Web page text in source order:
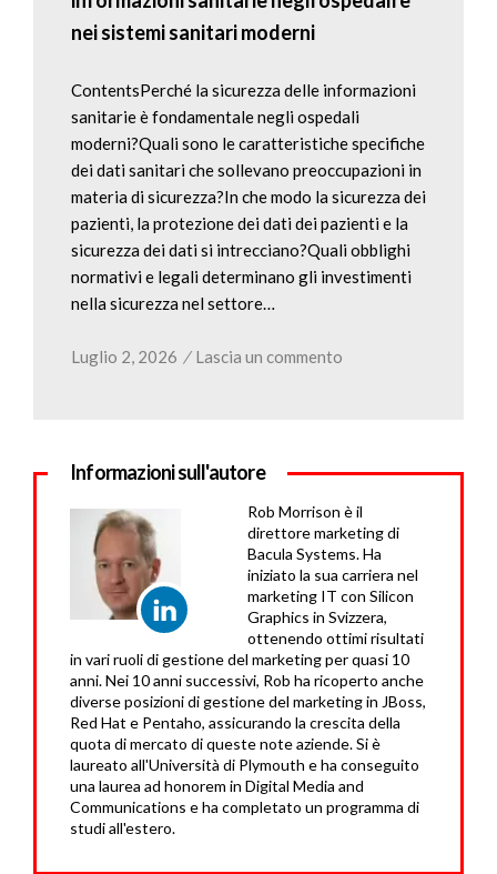
nei sistemi sanitari moderni
ContentsPerché la sicurezza delle informazioni
sanitarie è fondamentale negli ospedali
moderni?Quali sono le caratteristiche specifiche
dei dati sanitari che sollevano preoccupazioni in
materia di sicurezza?In che modo la sicurezza dei
pazienti, la protezione dei dati dei pazienti e la
sicurezza dei dati si intrecciano?Quali obblighi
normativi e legali determinano gli investimenti
nella sicurezza nel settore…
Luglio 2, 2026 / Lascia un commento
Informazioni sull'autore
Rob Morrison è il
direttore marketing di
Bacula Systems. Ha
iniziato la sua carriera nel
marketing IT con Silicon
Graphics in Svizzera,
ottenendo ottimi risultati
in vari ruoli di gestione del marketing per quasi 10
anni. Nei 10 anni successivi, Rob ha ricoperto anche
diverse posizioni di gestione del marketing in JBoss,
Red Hat e Pentaho, assicurando la crescita della
quota di mercato di queste note aziende. Si è
laureato all'Università di Plymouth e ha conseguito
una laurea ad honorem in Digital Media and
Communications e ha completato un programma di
studi all'estero.